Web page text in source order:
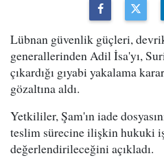
Lübnan güvenlik güçleri,
generallerinden Adil İsa'yı,
çıkardığı gıyabi yakalama
gözaltına aldı.
Yetkililer, Şam'ın iade
teslim sürecine ilişkin hukuki
değerlendirileceğini açıkladı.